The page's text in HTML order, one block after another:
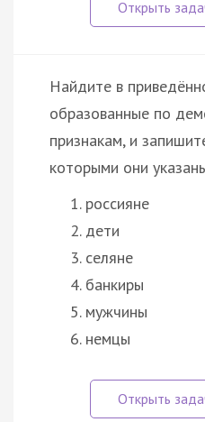
Найдите в
образованные по
признакам, и
которыми они
россияне
дети
селяне
банкиры
мужчины
немцы